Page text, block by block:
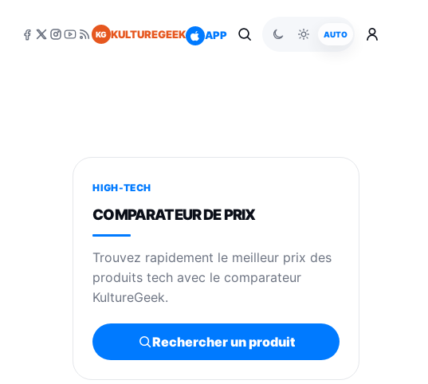
KG KULTUREGEEK APP AUTO
HIGH-TECH
COMPARATEUR DE PRIX
Trouvez rapidement le meilleur prix des
produits tech avec le comparateur
KultureGeek.
Rechercher un produit